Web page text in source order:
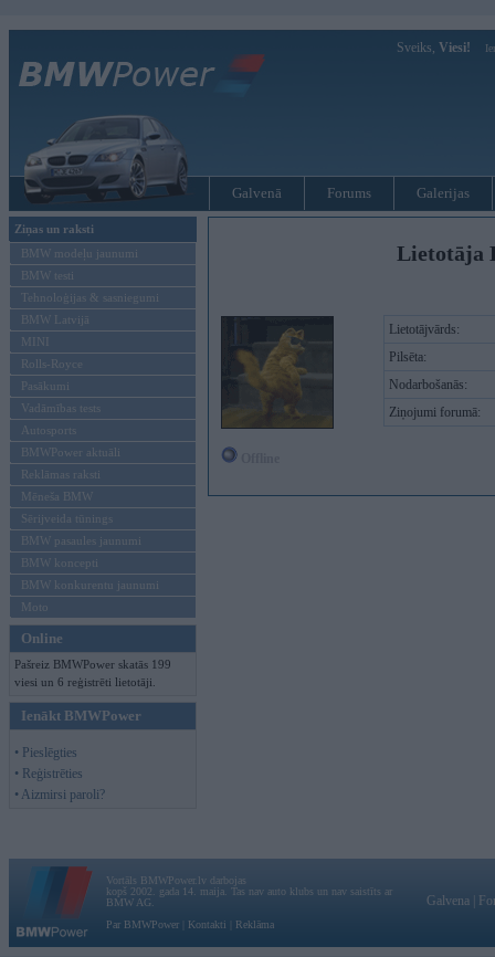
Sveiks, Viesi!
Galvenā Forums Galerijas
Ziņas un raksti
BMW modeļu jaunumi
BMW testi
Tehnoloģijas & sasniegumi
BMW Latvijā
MINI
Rolls-Royce
Pasākumi
Vadāmības tests
Autosports
BMWPower aktuāli
Reklāmas raksti
Mēneša BMW
Sērijveida tūnings
BMW pasaules jaunumi
BMW koncepti
BMW konkurentu jaunumi
Moto
Online
Pašreiz BMWPower skatās 199
viesi un 6 reģistrēti lietotāji.
Ienākt BMWPower
• Pieslēgties
• Reģistrēties
• Aizmirsi paroli?
Lietotāja
Lietotājvārds:
Pilsēta:
Nodarbošanās:
Ziņojumi forumā:
Vortāls BMWPower.lv darbojas
kopš 2002. gada 14. maija. Tas nav auto klubs un nav saistīts ar
BMW AG.
Par BMWPower
Kontakti Reklāma
Galvena